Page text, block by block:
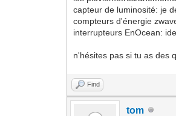
capteur de luminosité: je
compteurs d'énergie
interrupteurs EnOcean:
n'hésites pas si tu as des
Find
tom